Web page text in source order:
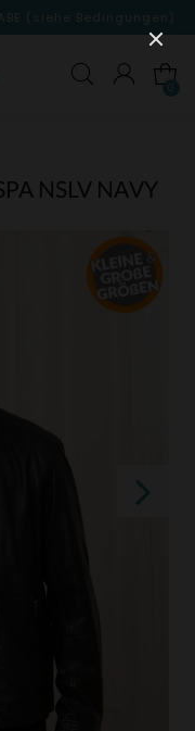
(siehe Bedingungen)
NSLV NAVY